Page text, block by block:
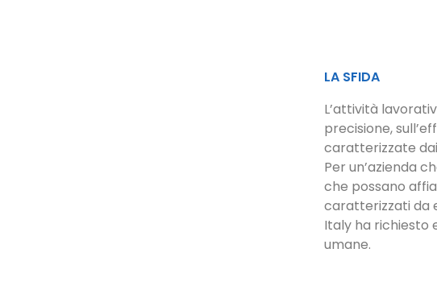
LA SFIDA
L’attività
precisione,
caratterizzate
Per un’azienda
che possano
caratterizzati da
Italy ha richiesto
umane.